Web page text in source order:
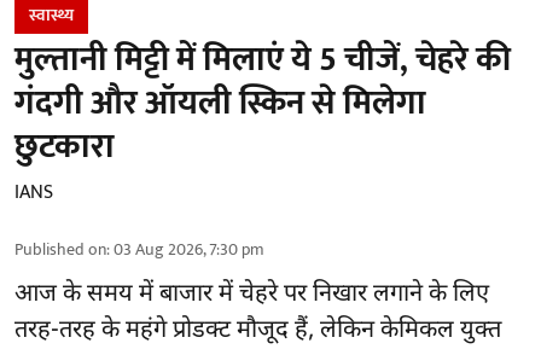
स्वास्थ्य
मुल्तानी मिट्टी में मिलाएं ये 5 चीजें, चेहरे की
गंदगी और ऑयली स्किन से मिलेगा
छुटकारा
IANS
Published on:03 Aug 2026, 7:30 pm
आज के समय में बाजार मेंचेहरे पर निखारलगाने के लिए
तरह-तरह के महंगे प्रोडक्ट मौजूद हैं, लेकिन केमिकल युक्त